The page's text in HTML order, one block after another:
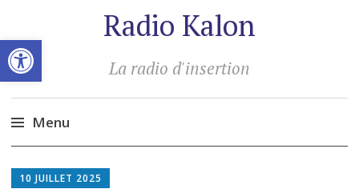
Ouvrir la barre d’outils
Radio Kalon
La radio d'insertion
Menu
au
10 JUILLET 2025